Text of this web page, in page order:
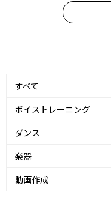
すべて
ボイストレーニング
ダンス
楽器
動画作成